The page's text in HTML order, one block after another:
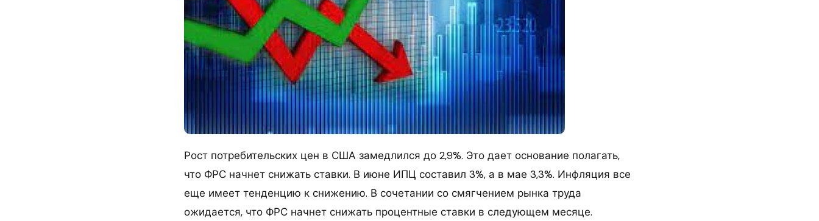
Рост потребительских цен в США замедлился до 2,9%. Это дает основание полагать,
что ФРС начнет снижать ставки. В июне ИПЦ составил 3%, а в мае 3,3%. Инфляция все
еще имеет тенденцию к снижению. В сочетании со смягчением рынка труда
ожидается, что ФРС начнет снижать процентные ставки в следующем месяце.